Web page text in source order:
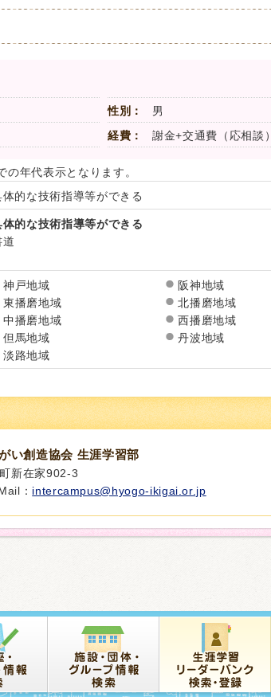
性別：
男
経費：
謝金+交通費（応相談）
年代表示となります。
体的な技術指導等ができる
体的な技術指導等ができる
道
神戸地域
阪神地域
東播磨地域
北播磨地域
中播磨地域
西播磨地域
但馬地域
丹波地域
淡路地域
い創造協会 生涯学習部
新在家902-3
： intercampus@hyogo-ikigai.or.jp